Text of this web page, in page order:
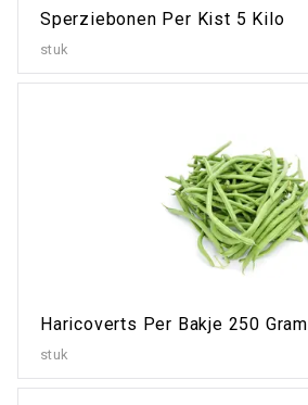
Sperziebonen Per Kist 5 Kilo
stuk
Haricoverts Per Bakje 250 Gram
stuk